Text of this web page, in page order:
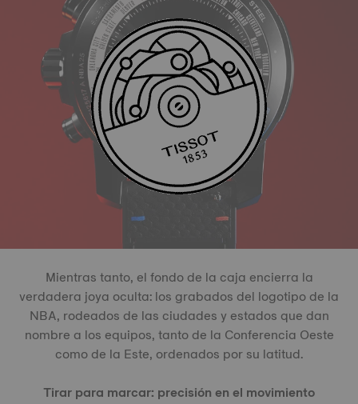
Mientras tanto, el fondo de la caja encierra la
verdadera joya oculta: los grabados del logotipo de la
NBA, rodeados de las ciudades y estados que dan
nombre a los equipos, tanto de la Conferencia Oeste
como de la Este, ordenados por su latitud.
Tirar para marcar: precisión en el movimiento